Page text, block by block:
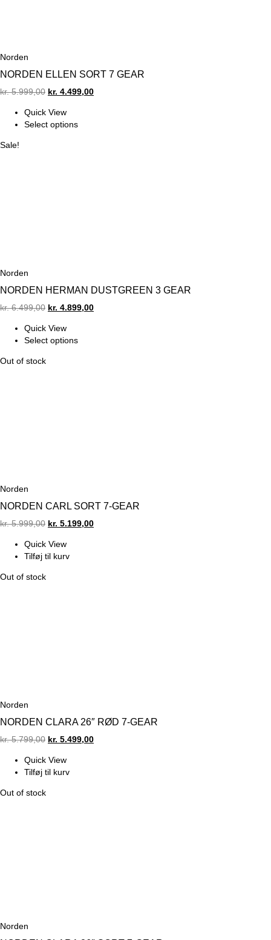
Norden
NORDEN ELLEN SORT 7 GEAR
kr.5.999,00 Original
was:
kr. 5.999,00.
kr. 4.499,00Current
Quick View
Select options
Sale!
Norden
NORDEN HERMAN DUSTGREEN 3 GEAR
kr.6.499,00 Original
was:
kr. 6.499,00.
kr. 4.899,00Current
Quick View
Select options
Out of stock
Norden
NORDEN CARL SORT 7-GEAR
kr.5.999,00 Original
was:
kr. 5.999,00.
kr. 5.199,00Current
Quick View
Tilføj til kurv
Out of stock
Norden
NORDEN CLARA 26″ RØD 7-GEAR
kr.5.799,00 Original
was:
kr. 5.799,00.
kr. 5.499,00Current
Quick View
Tilføj til kurv
Out of stock
Norden